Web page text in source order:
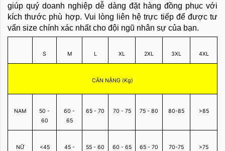
giúp quý doanh nghiệp dễ dàng đặt hàng đồng phục với
kích thước phù hợp. Vui lòng liên hệ trực tiếp để được tư
vấn size chính xác nhất cho đội ngũ nhân sự của bạn.
S M L XL 2XL 3XL 4XL
CÂN NẶNG (Kg)
NAM
50 -
60
60 -
65
65 - 70 70 - 75 75 - 80 80-85 >85
NỮ <45
45 -
55 - 60 60 - 65 65 - 70 70-75 >75